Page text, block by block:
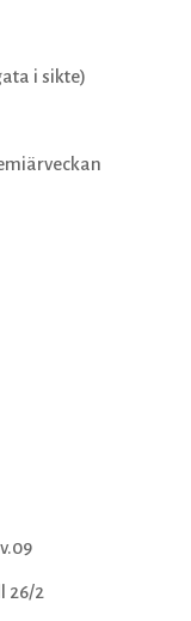
i sikte)
26/2